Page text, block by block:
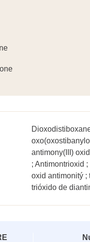
antimony(III)
; Antimontrioxid
oxid antimonitý ;
trióxido de